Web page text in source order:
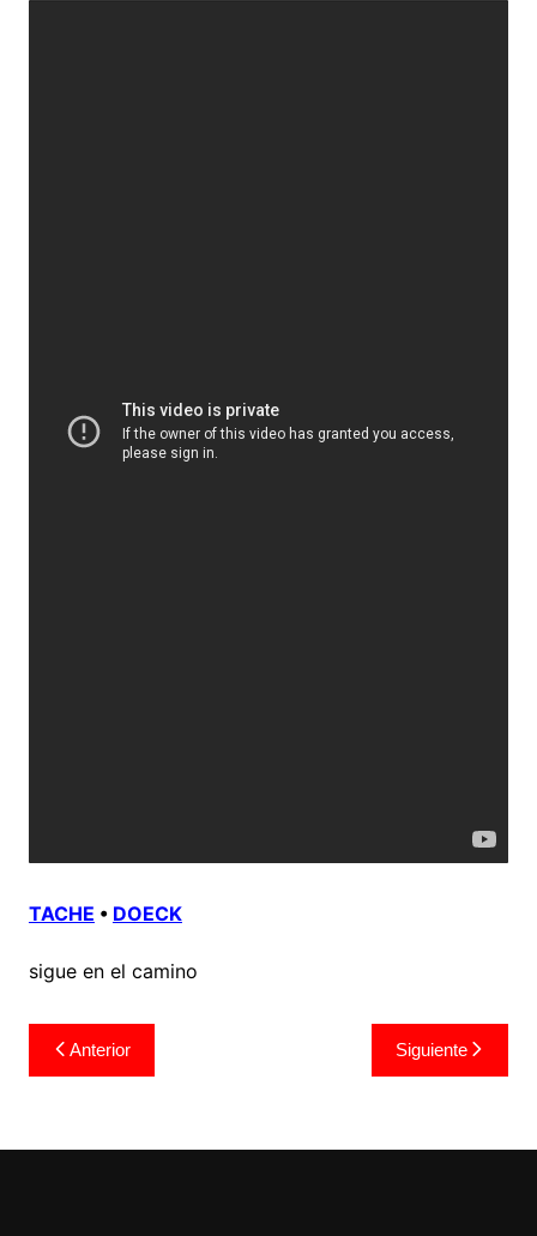
TACHE • DOECK
sigue en el camino
Navegación
de
Anterior Siguiente